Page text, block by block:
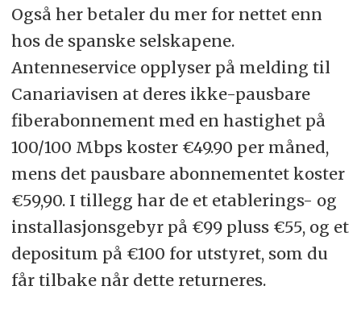
Også her betaler du mer for nettet enn
hos de spanske selskapene.
Antenneservice opplyser på melding til
Canariavisen at deres ikke-pausbare
fiberabonnement med en hastighet på
100/100 Mbps koster €49.90 per måned,
mens det pausbare abonnementet koster
€59,90. I tillegg har de et etablerings- og
installasjonsgebyr på €99 pluss €55, og et
depositum på €100 for utstyret, som du
får tilbake når dette returneres.